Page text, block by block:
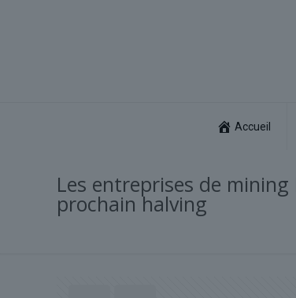
Accueil
Les entreprises de
prochain halving